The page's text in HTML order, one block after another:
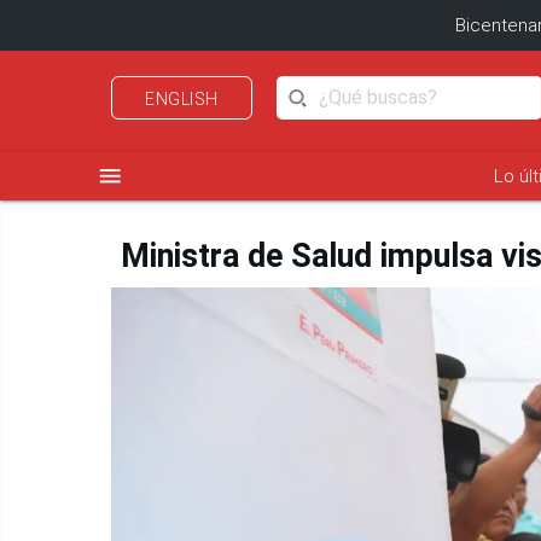
ENGLISH
menu Lo
Ministra de Salud impulsa